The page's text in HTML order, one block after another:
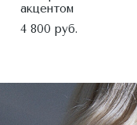
акцентом
4 800 руб.